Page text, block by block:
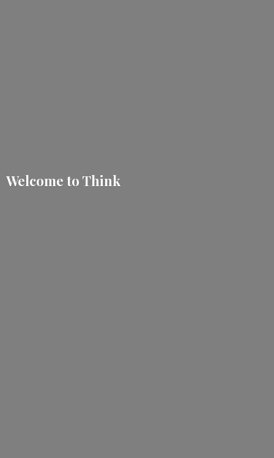
Welcome to Think